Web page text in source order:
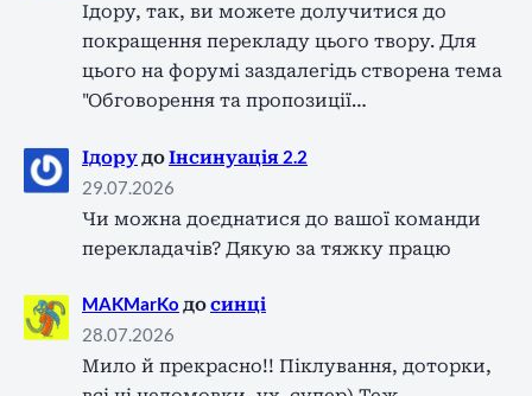
Ідору, так, ви можете долучитися до
покращення перекладу цього твору. Для
цього на форумі заздалегідь створена тема
"Обговорення та пропозиції…
Ідору доІнсинуація 2.2
29.07.2026
Чи можна доєднатися до вашої команди
перекладачів? Дякую за тяжку працю
MAKMarKo досинці
28.07.2026
Мило й прекрасно!! Піклування, доторки,